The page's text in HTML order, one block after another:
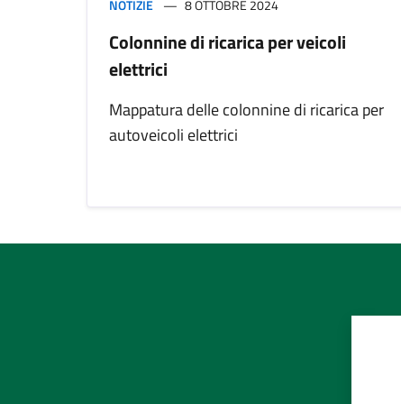
NOTIZIE 8 OTTOBRE 2024
Colonnine di ricarica per veicoli
elettrici
Mappatura delle colonnine di ricarica per
autoveicoli elettrici